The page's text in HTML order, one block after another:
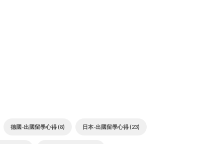
德國-出國留學心得 (8) 日本-出國留學心得 (23)